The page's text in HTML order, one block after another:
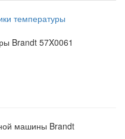
температуры
Brandt 57X0061
машины Brandt